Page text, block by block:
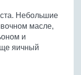
Небольшие
масле,
и
яичный